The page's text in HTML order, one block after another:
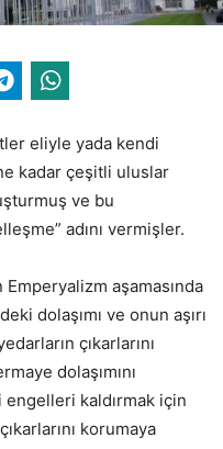
eliyle yada kendi
kadar çeşitli uluslar
ve bu
adını vermişler.
aşamasında
dolaşımı ve onun aşırı
çıkarlarını
dolaşımını
kaldırmak için
korumaya